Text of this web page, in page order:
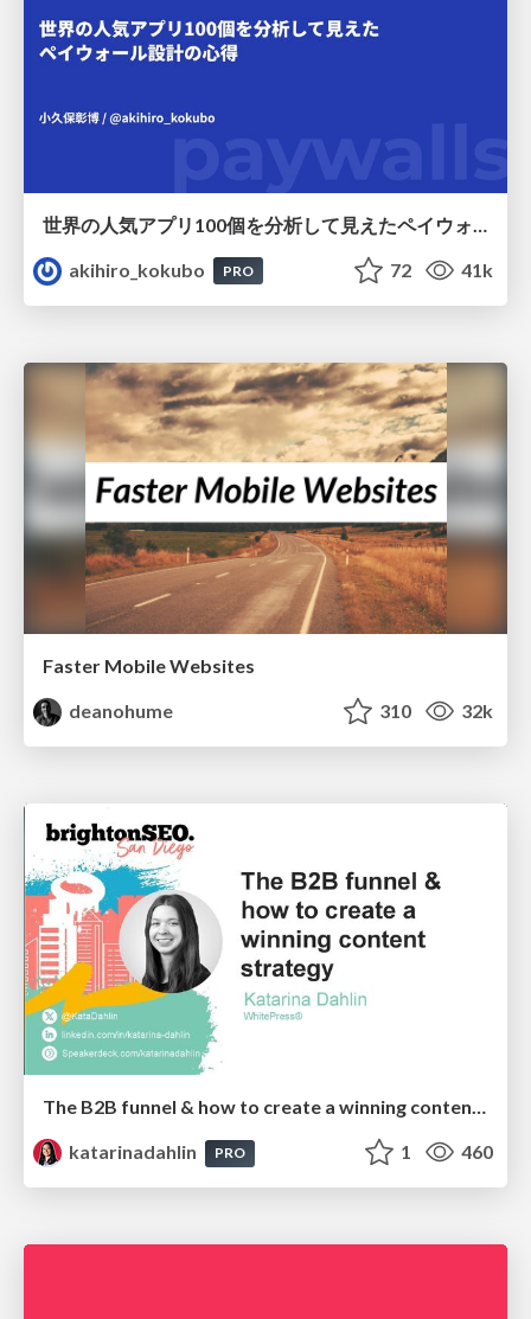
akihiro_kokubo
PRO 72 41k
Faster Mobile Websites
deanohume
310 32k
The B2B funnel & how to create a winning content strategy
katarinadahlin
PRO 1 460